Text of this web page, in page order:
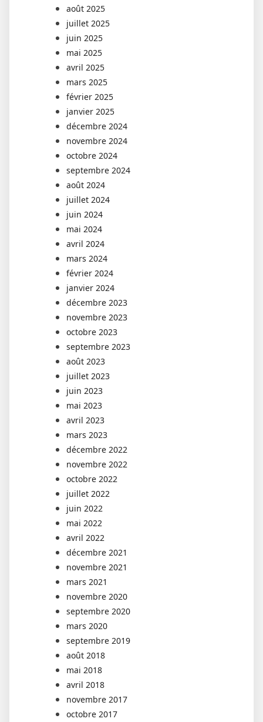
août 2025
juillet 2025
juin 2025
mai 2025
avril 2025
mars 2025
février 2025
janvier 2025
décembre 2024
novembre 2024
octobre 2024
septembre 2024
août 2024
juillet 2024
juin 2024
mai 2024
avril 2024
mars 2024
février 2024
janvier 2024
décembre 2023
novembre 2023
octobre 2023
septembre 2023
août 2023
juillet 2023
juin 2023
mai 2023
avril 2023
mars 2023
décembre 2022
novembre 2022
octobre 2022
juillet 2022
juin 2022
mai 2022
avril 2022
décembre 2021
novembre 2021
mars 2021
novembre 2020
septembre 2020
mars 2020
septembre 2019
août 2018
mai 2018
avril 2018
novembre 2017
octobre 2017